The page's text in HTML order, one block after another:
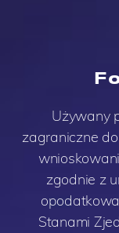
Używany
zagraniczne
zgodnie z
Stanami